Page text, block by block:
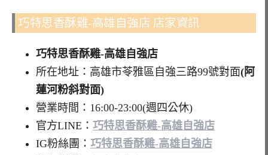
巧特思香酥雞-高雄自強店 店家資訊
巧特思香酥雞-高雄自強店
所在地址：高雄市苓雅區自強三路99號對面(阿
蓮河粉斜對面)
營業時間：16:00-23:00(週四公休)
官方LINE： 巧特思香酥雞-高雄自強店
IG粉絲團： 巧特思香酥雞-高雄自強店